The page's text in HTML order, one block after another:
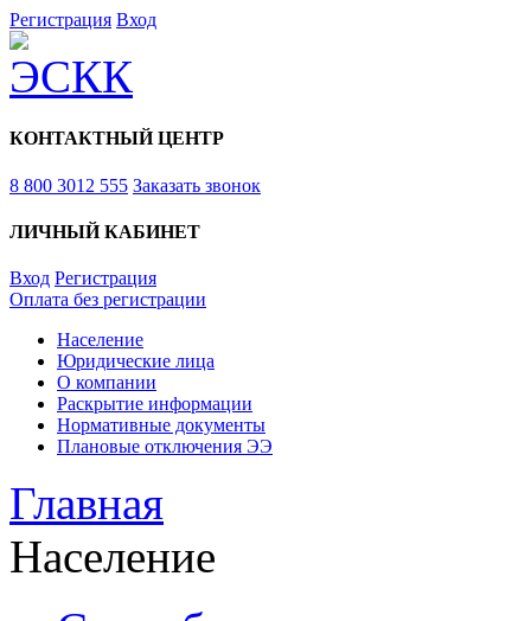
Регистрация Вход
КОНТАКТНЫЙ ЦЕНТР
8 800 3012 555 Заказать звонок
ЛИЧНЫЙ КАБИНЕТ
Вход Регистрация
Оплата без регистрации
Население
Юридические лица
О компании
Раскрытие информации
Нормативные документы
Плановые отключения ЭЭ
Главная
Население